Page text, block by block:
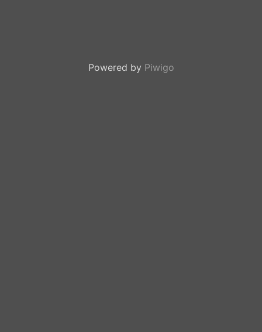
Powered by Piwigo